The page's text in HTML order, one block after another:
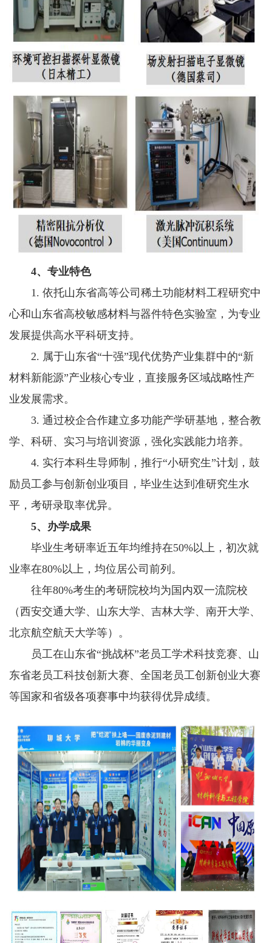
4、专业特色
1. 依托山东省高等公司稀土功能材料工程研究中
心和山东省高校敏感材料与器件特色实验室，为专业
发展提供高水平科研支持。
2. 属于山东省“十强”现代优势产业集群中的“新
材料新能源”产业核心专业，直接服务区域战略性产
业发展需求。
3. 通过校企合作建立多功能产学研基地，整合教
学、科研、实习与培训资源，强化实践能力培养。
4. 实行本科生导师制，推行“小研究生”计划，鼓
励员工参与创新创业项目，毕业生达到准研究生水
平，考研录取率优异。
5、办学成果
毕业生考研率近五年均维持在50%以上，初次就
业率在80%以上，均位居公司前列。
往年80%考生的考研院校均为国内双一流院校
（西安交通大学、山东大学、吉林大学、南开大学、
北京航空航天大学等）。
员工在山东省“挑战杯”老员工学术科技竞赛、山
东省老员工科技创新大赛、全国老员工创新创业大赛
等国家和省级各项赛事中均获得优异成绩。